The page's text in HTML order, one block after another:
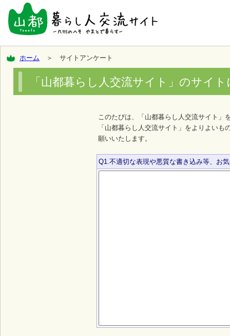
ホーム ＞ サイトアンケート
「山都暮らし人交流サイト」のサイ
このたびは、「山都暮らし人交流サイト」
「山都暮らし人交流サイト」をよりよい
願いいたします。
Q1.不適切な表現や悪質な書き込み等、お